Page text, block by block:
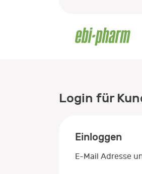
Login für
Einloggen
E-Mail Adresse